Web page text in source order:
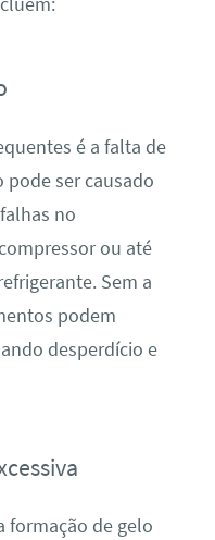
é a falta de
pode ser causado
no
ou até
Sem a
podem
desperdício e
formação de gelo